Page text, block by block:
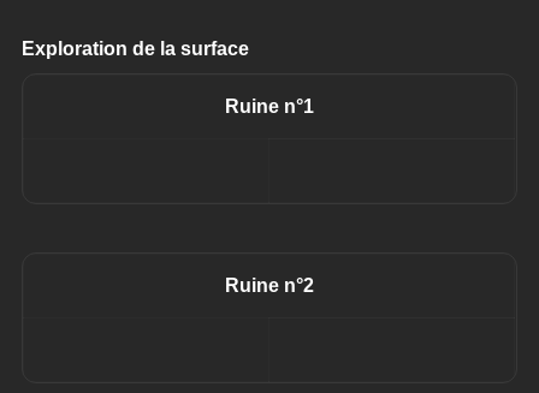
Exploration de la surface
Ruine n°1
Ruine n°2